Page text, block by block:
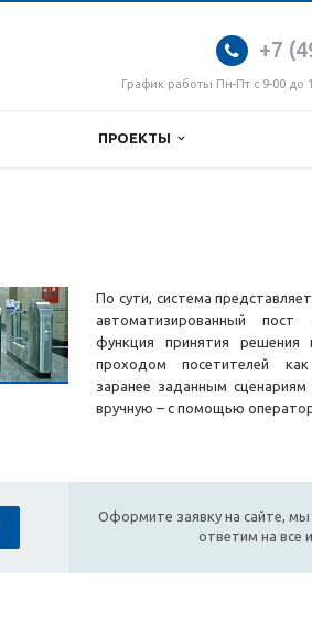
+7
График работы Пн-Пт с 9-00 до
ПРОЕКТЫ
По сути, система
автоматизированный пост
функция принятия решения
проходом посетителей
заранее заданным
вручную – с помощью
Оформите заявку на сайте,
ответим на все